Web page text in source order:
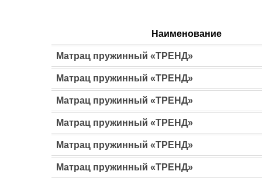
Наименование
Матрац пружинный «ТРЕНД»
Матрац пружинный «ТРЕНД»
Матрац пружинный «ТРЕНД»
Матрац пружинный «ТРЕНД»
Матрац пружинный «ТРЕНД»
Матрац пружинный «ТРЕНД»